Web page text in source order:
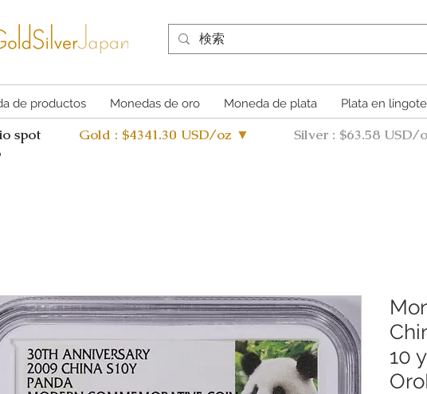
de productos Monedas de oro Moneda de plata Plata en
spot
Gold : $4341.30 USD/oz ▼ Silver : $63.58 USD/
10